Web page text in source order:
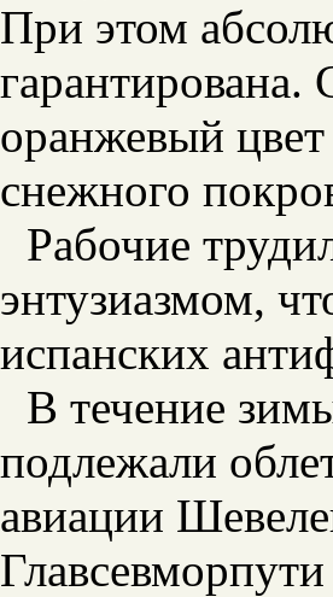
При этом
оранжевый
снежного
Рабочие
энтузиазмом,
испанских
В течение
подлежали
авиации